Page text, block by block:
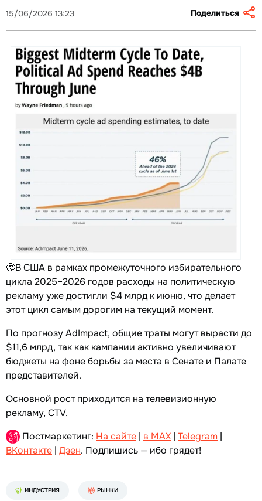
15/06/2026 13:23 Поделиться
🤔В США в рамках промежуточного избирательного
цикла 2025–2026 годов расходы на политическую
рекламу уже достигли $4 млрд к июню, что делает
этот цикл самым дорогим на текущий момент.
По прогнозу AdImpact, общие траты могут вырасти до
$11,6 млрд, так как кампании активно увеличивают
бюджеты на фоне борьбы за места в Сенате и Палате
представителей.
Основной рост приходится на телевизионную
рекламу, CTV.
Постмаркетинг: На сайте | в MAX | Telegram |
ВКонтакте | Дзен. Подпишись — ибо грядет!
ИНДУСТРИЯ РЫНКИ